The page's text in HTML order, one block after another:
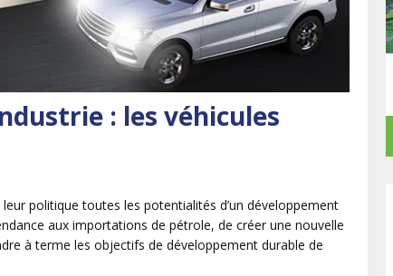
: les véhicules
politique toutes les potentialités d’un développement
aux importations de pétrole, de créer une nouvelle
à terme les objectifs de développement durable de